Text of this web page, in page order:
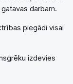
darbam.
piegādi visai
izdevies